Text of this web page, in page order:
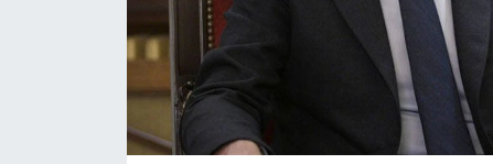
ÖZEL HABER
YAZAR KÖŞESİ
SİYASET